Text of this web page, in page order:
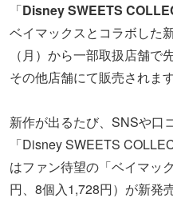
「Disney SWEETS
ベイマックスとコラボした
（月）から一部取扱店舗で
その他店舗にて販売されます
新作が出るたび、SNSや口
「Disney SWEETS
はファン待望の「ベイマッ
円、8個入1,728円）が新発